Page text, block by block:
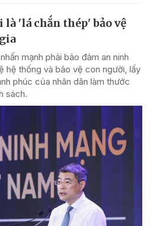
'lá chắn thép' bảo vệ
mạnh phải bảo đảm an ninh
hệ thống và bảo vệ con người, lấy
phúc của nhân dân làm thước
sách.